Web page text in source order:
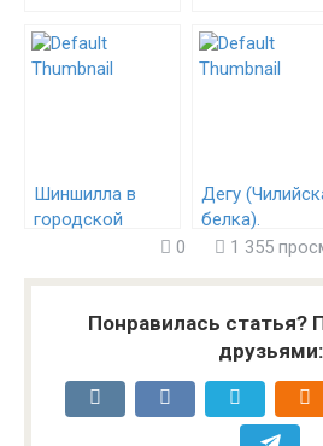
Шиншилла в
городской
Дегу
белка).
Содержание и
0 1 355
Понравилась статья?
друзьями: